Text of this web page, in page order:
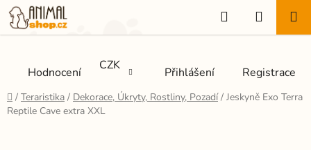
Přejít
na
obsah
Hodnocení CZK Přihlášení Registrace
Hledat
KOŠÍK
Domů
/ Teraristika / Dekorace, Úkryty, Rostliny, Pozadí / Jeskyně Exo Terra
Reptile Cave extra XXL